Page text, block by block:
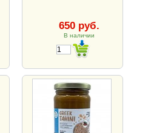
650 руб.
В наличии